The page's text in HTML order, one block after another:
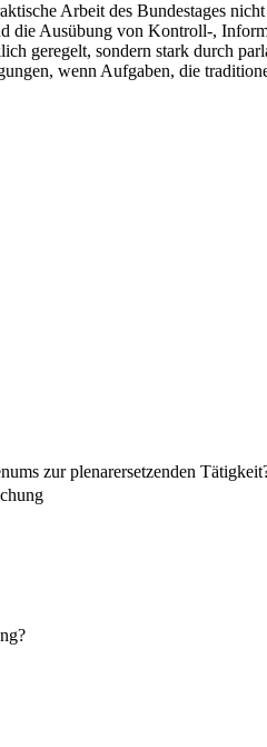
Arbeit des Bundestages
die Ausübung von Kontroll-,
geregelt, sondern stark durch
wenn Aufgaben, die
zur plenarersetzenden